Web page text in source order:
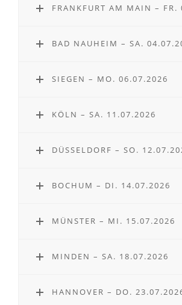
FRANKFURT AM MAIN – FR.
BAD NAUHEIM – SA.
SIEGEN – MO. 06.07.2026
KÖLN – SA. 11.07.2026
DÜSSELDORF – SO.
BOCHUM – DI. 14.07.2026
MÜNSTER – MI. 15.07.2026
MINDEN – SA. 18.07.2026
HANNOVER – DO.